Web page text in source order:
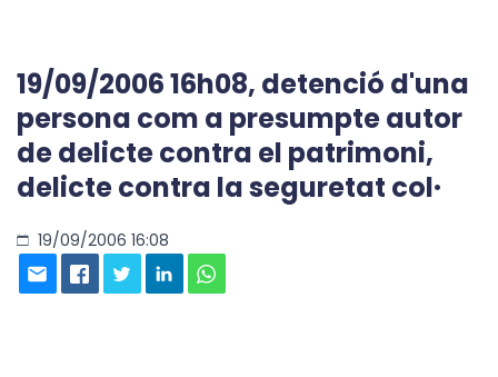
19/09/2006 16h08, detenció d'una
persona com a presumpte autor
de delicte contra el patrimoni,
delicte contra la seguretat col·
19/09/2006 16:08